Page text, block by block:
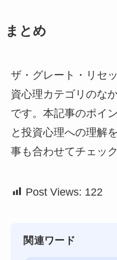
まとめ
ザ・グレート・リセ
資心理カテゴリのな
です。本記事のポイ
と投資心理への理解
事も合わせてチェッ
Post Views: 122
関連ワード